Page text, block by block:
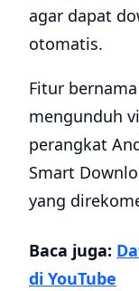
agar dapat
otomatis.
​Fitur
mengunduh
perangkat
Smart
yang
Baca juga:
di YouTube